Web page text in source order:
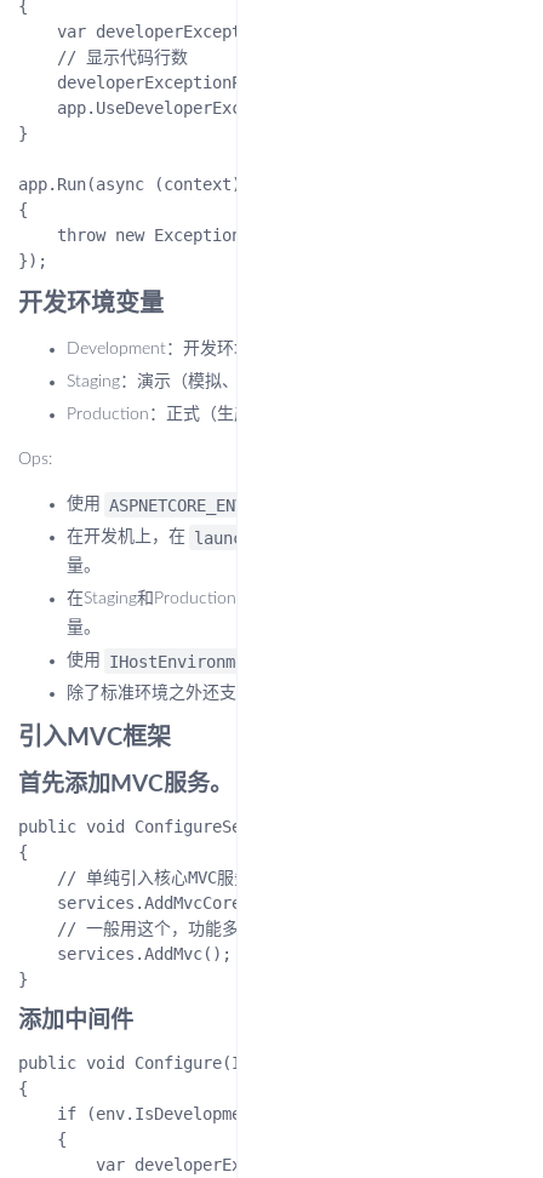
{
var developerExceptionPageOptions = new
    // 显示代码行数
developerExceptionPageOptions.SourceCodeLineCount
    app.UseDeveloperExceptionPage();
}
app.Run(async (context) =>
{
    throw new Exception("自己抛出的异常");
开发环境变量
Development：开发环境
Staging：演示（模拟、临时）环境
Production：正式（生产）环境
Ops:
使用 ASPNETCORE_ENVIRONMENT
在开发机上，在
launchSettings.json
量。
在Staging和Production环境时，尽量在操作系统设置环境变
量。
使用
IHostEnvironment
除了标准环境之外还支持自定义环境（UAT、QA等）
引入MVC框架
首先添加MVC服务。
public void ConfigureServices(IServiceCollection
{
    // 单纯引入核心MVC服务，只有核心功能
    services.AddMvcCore();
    // 一般用这个，功能多
    services.AddMvc();
添加中间件
public void Configure(IApplicationBuilder app,
{
    if (env.IsDevelopment())
    {
var developerExceptionPageOptions = new